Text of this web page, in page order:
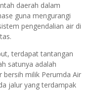
daerah dalam
guna mengurangi
pengendalian air di
terdapat tantangan
satunya adalah
bersih milik Perumda Air
jalur yang terdampak